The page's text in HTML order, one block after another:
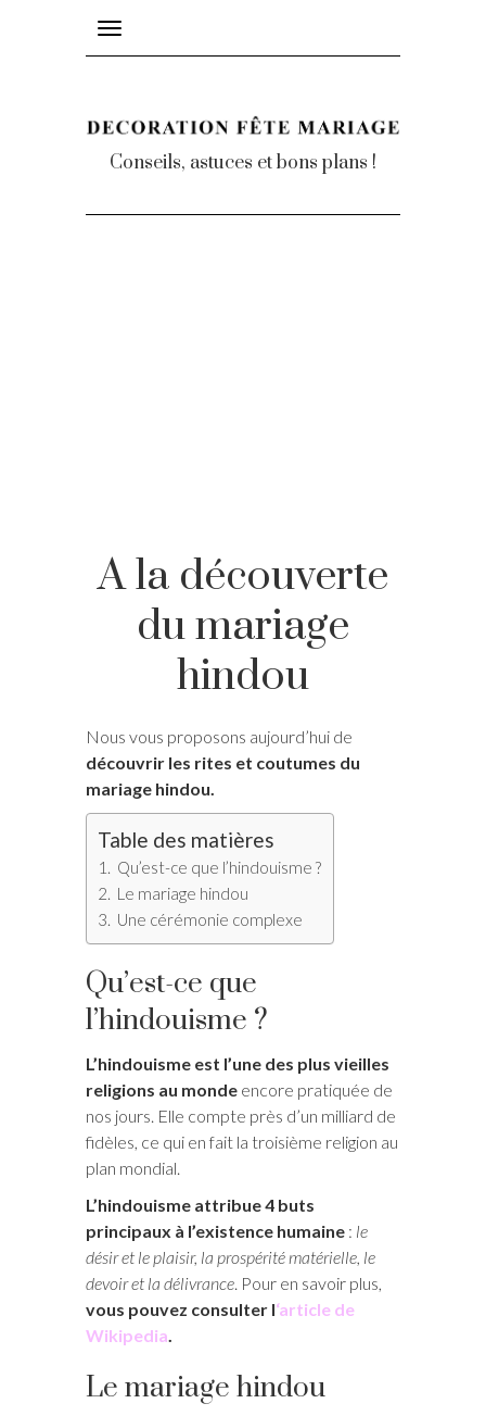
Toggle
navigation
Conseils, astuces et bons plans !
A la découverte
du mariage
hindou
Nous vous proposons aujourd’hui de
découvrir les rites et coutumes du
mariage hindou.
Table des matières
Qu’est-ce que l’hindouisme ?
Le mariage hindou
Une cérémonie complexe
Qu’est-ce que
l’hindouisme ?
L’hindouisme est l’une des plus vieilles
religions au monde encore pratiquée de
nos jours. Elle compte près d’un milliard de
fidèles, ce qui en fait la troisième religion au
plan mondial.
L’hindouisme attribue 4 buts
principaux à l’existence humaine : le
désir et le plaisir, la prospérité matérielle, le
devoir et la délivrance. Pour en savoir plus,
vous pouvez consulter l‘article de
Wikipedia.
Le mariage hindou